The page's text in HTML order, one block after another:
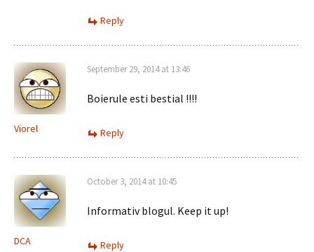
Reply
Viorel
September 29, 2014 at 13:46
Boierule esti bestial !!!!
Reply
DCA
October 3, 2014 at 10:45
Informativ blogul. Keep it up!
Reply